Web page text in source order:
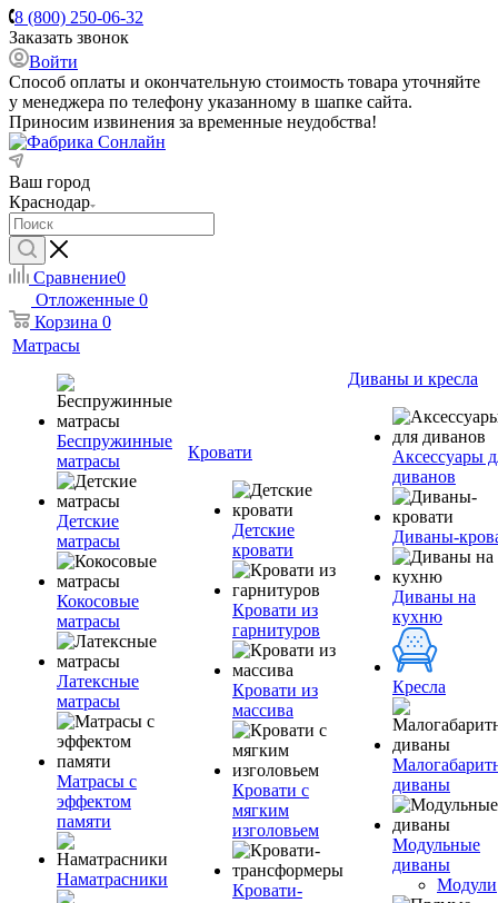
8 (800) 250-06-32
Заказать звонок
Войти
Способ оплаты и окончательную стоимость товара уточняйте
у менеджера по телефону указанному в шапке сайта.
Приносим извинения за временные неудобства!
Ваш город
Краснодар
Сравнение0
Отложенные 0
Корзина 0
Матрасы
Беспружинные
матрасы
Детские
матрасы
Кокосовые
матрасы
Латексные
матрасы
Матрасы с
эффектом
памяти
Наматрасники
Кровати
Детские
кровати
Кровати из
гарнитуров
Кровати из
массива
Кровати с
мягким
изголовьем
Кровати-
Диваны и кресла
Аксессуары
диванов
Диваны-
Диваны на
кухню
Кресла
диваны
Модульные
диваны
Модули